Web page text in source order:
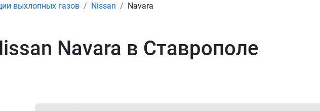
выхлопных газов Nissan Navara
Navara в Ставрополе